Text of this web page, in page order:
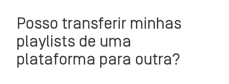
Posso transferir minhas
playlists de uma
plataforma para outra?